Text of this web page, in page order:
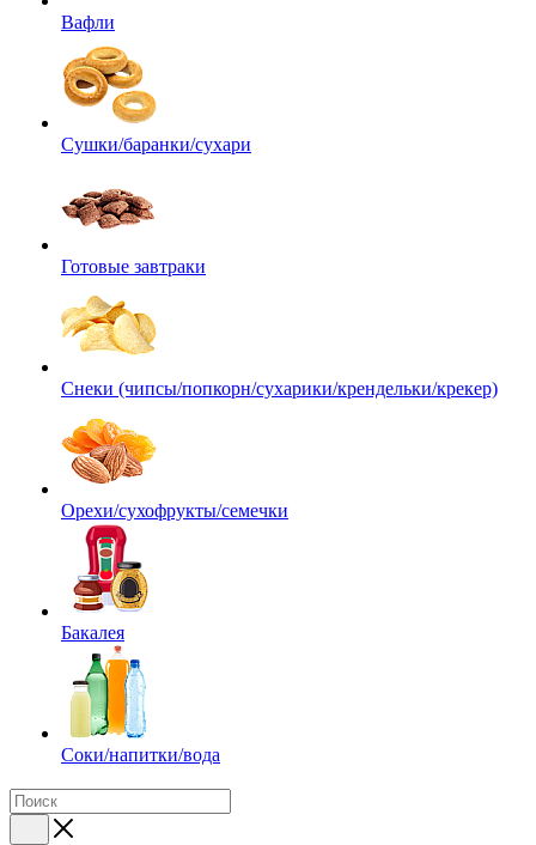
Вафли
Сушки/баранки/сухари
Готовые завтраки
Снеки (чипсы/попкорн/сухарики/крендельки/крекер)
Орехи/сухофрукты/семечки
Бакалея
Соки/напитки/вода